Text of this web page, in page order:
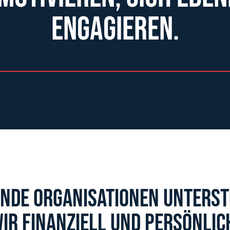
engagieren.
ORGANISATIONEN
FINANZIELL UND